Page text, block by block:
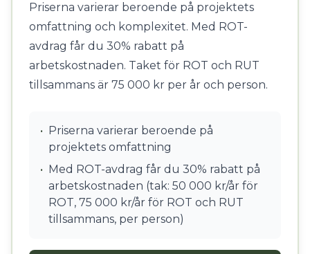
Priserna varierar beroende på projektets
omfattning och komplexitet. Med ROT-
avdrag får du 30% rabatt på
arbetskostnaden. Taket för ROT och RUT
tillsammans är 75 000 kr per år och person.
• Priserna varierar beroende på
projektets omfattning
• Med ROT-avdrag får du 30% rabatt på
arbetskostnaden (tak: 50 000 kr/år för
ROT, 75 000 kr/år för ROT och RUT
tillsammans, per person)